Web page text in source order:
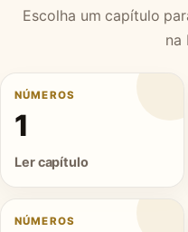
Escolha um capítulo
na
NÚMEROS
1
Ler capítulo
NÚMEROS